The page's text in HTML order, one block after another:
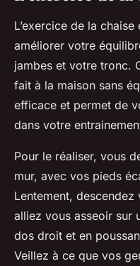
L’exercice de la
améliorer votre
jambes et votre tronc.
fait à la maison sans
efficace et permet de
dans votre
Pour le réaliser, vous
mur, avec vos pieds
Lentement,
alliez vous asseoir sur
dos droit et en
Veillez à ce que vos